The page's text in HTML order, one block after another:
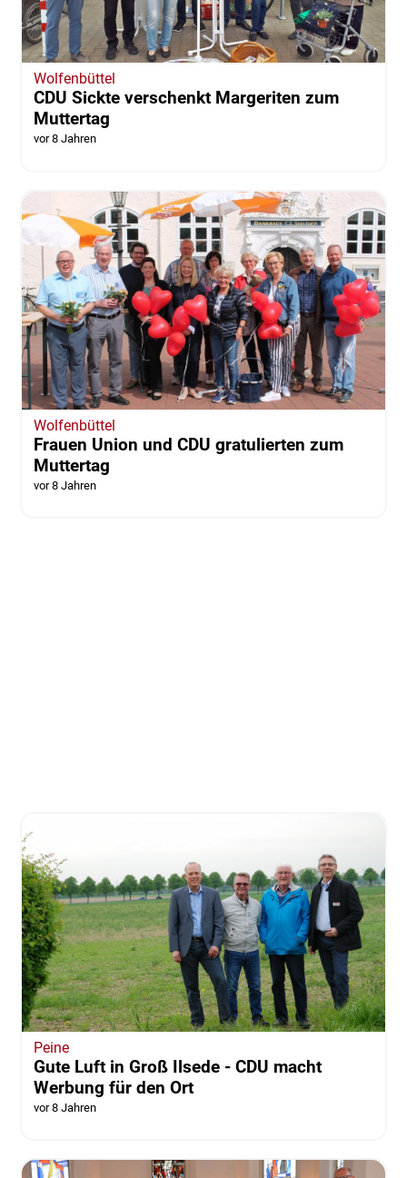
Wolfenbüttel
CDU Sickte verschenkt Margeriten zum
Muttertag
vor 8 Jahren
Wolfenbüttel
Frauen Union und CDU gratulierten zum
Muttertag
vor 8 Jahren
Peine
Gute Luft in Groß Ilsede - CDU macht
Werbung für den Ort
vor 8 Jahren